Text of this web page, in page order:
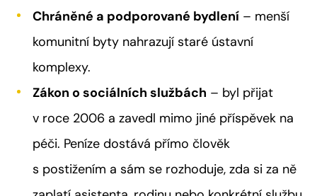
Chráněné a podporované bydlení – menší
komunitní byty nahrazují staré ústavní
komplexy.
Zákon o sociálních službách – byl přijat
v roce 2006 a zavedl mimo jiné příspěvek na
péči. Peníze dostává přímo člověk
s postižením a sám se rozhoduje, zda si za ně